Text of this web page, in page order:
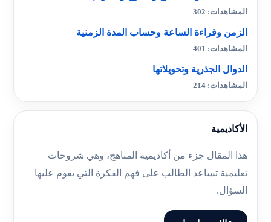
المشاهدات: 302
الزمن وقراءة الساعة وحساب المدة الزمنية
المشاهدات: 401
الدوال الجذرية وتحويلاتها
المشاهدات: 214
الأكاديمية
هذا المقال جزء من أكاديمية المناهج، وهي شروحات
تعليمية تساعد الطالب على فهم الفكرة التي يقوم عليها
السؤال.